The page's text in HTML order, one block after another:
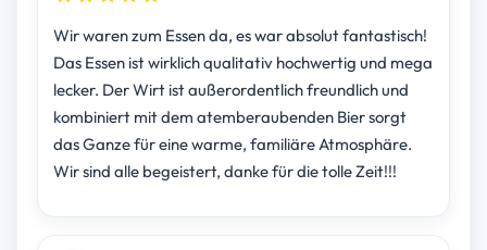
Wir waren zum Essen da, es war absolut fantastisch!
Das Essen ist wirklich qualitativ hochwertig und mega
lecker. Der Wirt ist außerordentlich freundlich und
kombiniert mit dem atemberaubenden Bier sorgt
das Ganze für eine warme, familiäre Atmosphäre.
Wir sind alle begeistert, danke für die tolle Zeit!!!